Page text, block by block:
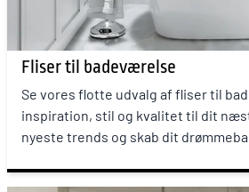
Fliser til badeværelse
Se vores flotte udvalg af fliser til
inspiration, stil og kvalitet til dit
nyeste trends og skab dit